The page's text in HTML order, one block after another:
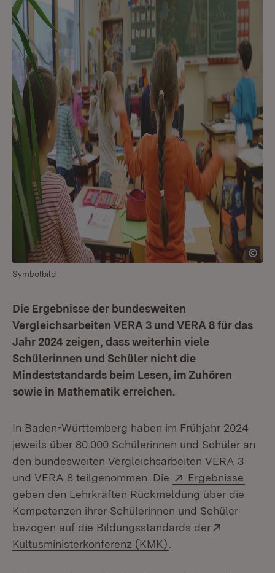
Symbolbild
Die Ergebnisse der bundesweiten
Vergleichsarbeiten VERA 3 und VERA 8 für das
Jahr 2024 zeigen, dass weiterhin viele
Schülerinnen und Schüler nicht die
Mindeststandards beim Lesen, im Zuhören
sowie in Mathematik erreichen.
In Baden-Württemberg haben im Frühjahr 2024
jeweils über 80.000 Schülerinnen und Schüler an
den bundesweiten Vergleichsarbeiten VERA 3
und VERA 8 teilgenommen. Die
Extern:
Ergebnisse
geben den Lehrkräften Rückmeldung über die
Kompetenzen ihrer Schülerinnen und Schüler
bezogen auf die Bildungsstandards der
Kultusministerkonferenz (KMK)